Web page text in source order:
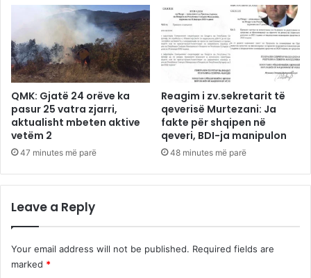
QMK: Gjatë 24 orëve ka
pasur 25 vatra zjarri,
aktualisht mbeten aktive
vetëm 2
47 minutes më parë
Reagim i zv.sekretarit të
qeverisë Murtezani: Ja
fakte për shqipen në
qeveri, BDI-ja manipulon
48 minutes më parë
Leave a Reply
Your email address will not be published. Required fields are
marked *